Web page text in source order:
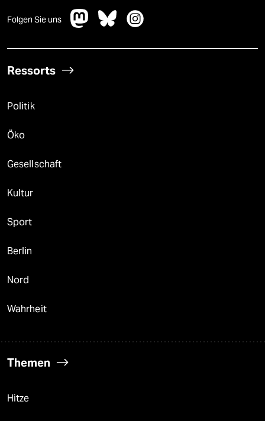
Folgen Sie uns
Ressorts
Politik
Öko
Gesellschaft
Kultur
Sport
Berlin
Nord
Wahrheit
Themen
Hitze